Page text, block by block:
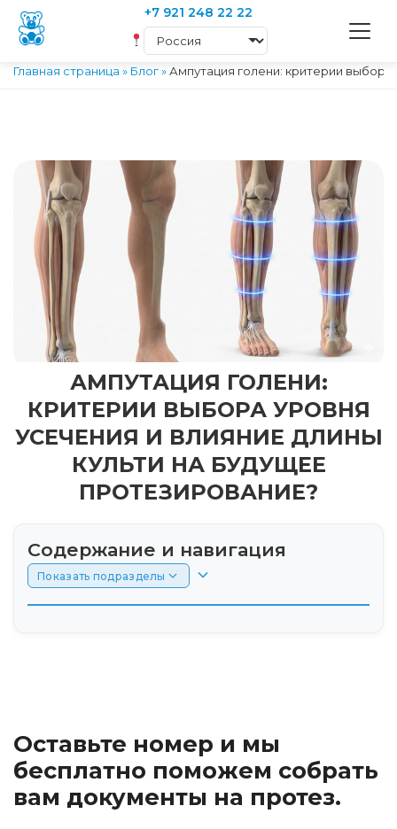
+7 921 248 22 22
Главная страница » Блог»Ампутация голени: критерии
АМПУТАЦИЯ ГОЛЕНИ:
КРИТЕРИИ ВЫБОРА УРОВНЯ
УСЕЧЕНИЯ И ВЛИЯНИЕ ДЛИНЫ
КУЛЬТИ НА БУДУЩЕЕ
ПРОТЕЗИРОВАНИЕ?
Содержание и навигация
Показать подразделы
Критерии выбора оптимального уровня
усечения при ишемии и травмах
Влияние длины культи на рычаг и
Оставьте номер и мы
бесплатно поможем собрать
вам документы на протез.